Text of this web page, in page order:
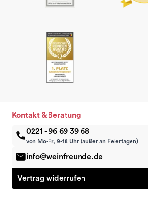
Kontakt & Beratung
0221 - 96 69 39 68
von Mo-Fr, 9-18 Uhr (außer an Feiertagen)
info@weinfreunde.de
Vertrag widerrufen